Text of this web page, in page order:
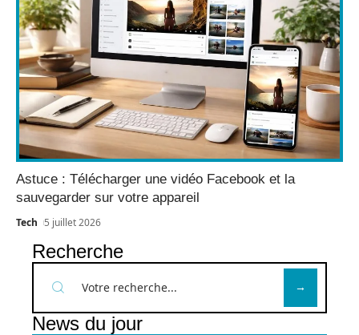
Astuce : Télécharger une vidéo Facebook et la
sauvegarder sur votre appareil
Tech 5 juillet 2026
Recherche
News du jour